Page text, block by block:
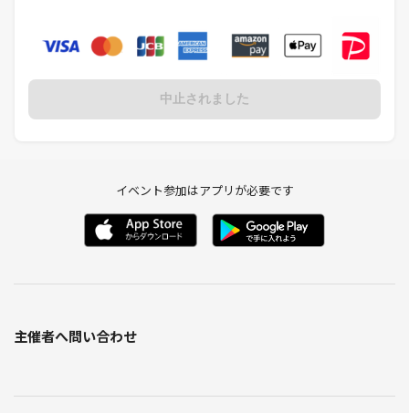
また、同じ内容の企画、同じ飲食店でのイベント参加申込は1回限りで
※こちらからイベントを中止にした場合は、参加申込はカウントしませ
合、当コミュニティからの退会、事務局への連絡、他のイベント主催者
への情報共有等の対応をさせて頂く場合もあります。
○マルチ商法、ネットワークビジネスへの勧誘
○宗教、商品販売等の勧誘・営業目的、自身主催や他のイベントへの勧
○発言を否定する、暴言など
中止されました
イベント参加はアプリが必要です
主催者へ問い合わせ